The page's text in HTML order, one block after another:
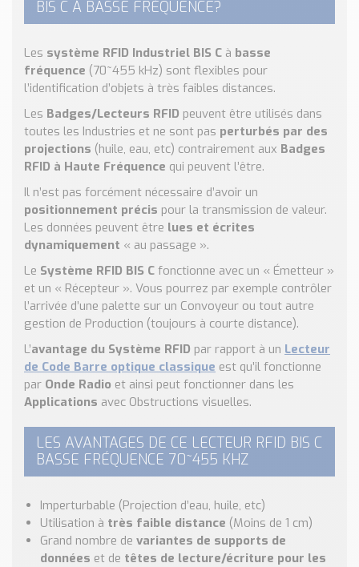
Nos Réalisations
Conseils et Actualités
Catalogue des essentiels pour les brasseries et micro-
brasseries
Devis, Tarifs, Renseignements techniques
BIS C À BASSE FRÉQUENCE?
Les système RFID Industriel BIS C à basse
fréquence (70~455 kHz) sont flexibles pour
l’identification d’objets à très faibles distances.
Les Badges/Lecteurs RFID peuvent être utilisés dans
toutes les Industries et ne sont pas perturbés par des
projections (huile, eau, etc) contrairement aux Badges
RFID à Haute Fréquence qui peuvent l’être.
Il n’est pas forcément nécessaire d’avoir un
positionnement précis pour la transmission de valeur.
Les données peuvent être lues et écrites
dynamiquement « au passage ».
Le Système RFID BIS C fonctionne avec un « Émetteur »
et un « Récepteur ». Vous pourrez par exemple contrôler
l’arrivée d’une palette sur un Convoyeur ou tout autre
gestion de Production (toujours à courte distance).
L’avantage du Système RFID par rapport à un Lecteur
de Code Barre optique classique est qu’il fonctionne
par Onde Radio et ainsi peut fonctionner dans les
Applications avec Obstructions visuelles.
LES AVANTAGES DE CE LECTEUR RFID BIS C
BASSE FRÉQUENCE 70~455 KHZ
Imperturbable (Projection d’eau, huile, etc)
Utilisation à très faible distance (Moins de 1 cm)
Grand nombre de variantes de supports de
données et de têtes de lecture/écriture pour les